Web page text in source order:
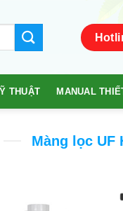
THUẬT MANUAL
Màng lọc UF